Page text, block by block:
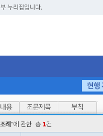
누리집입니다.
현행
용 조문제목 부칙
례 "에 관한 총 1건